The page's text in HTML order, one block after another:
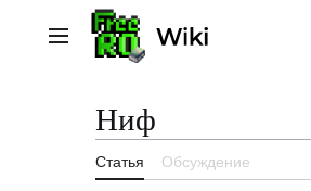
содержаниюГлавное меню
Ниф
Статья Обсуждение